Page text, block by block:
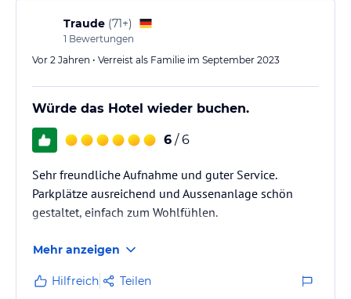
Traude (71+)
1 Bewertungen
Vor 2 Jahren • Verreist als Familie im September 2023
Würde das Hotel wieder buchen.
6 / 6
Sehr freundliche Aufnahme und guter Service.
Parkplätze ausreichend und Aussenanlage schön
gestaltet, einfach zum Wohlfühlen.
Mehr anzeigen
Hilfreich Teilen